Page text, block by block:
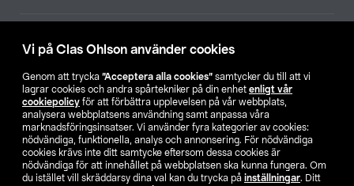
Vi på Clas Ohlson använder cookies
Genom att trycka ”Acceptera alla cookies” samtycker du till att vi
lagrar cookies och andra spårtekniker på din enhet enligt vår
cookiepolicy för att förbättra upplevelsen på vår webbplats,
analysera webbplatsens användning samt anpassa våra
marknadsföringsinsatser. Vi använder fyra kategorier av cookies:
nödvändiga, funktionella, analys och annonsering. För nödvändiga
cookies krävs inte ditt samtycke eftersom dessa cookies är
nödvändiga för att innehållet på webbplatsen ska kunna fungera. Om
du istället vill skräddarsy dina val kan du trycka på inställningar. Ditt
Hitta butik
SE NO FI